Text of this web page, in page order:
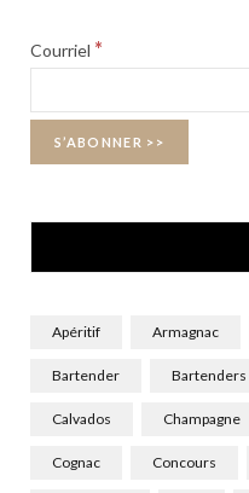
Courriel *
Apéritif Armagnac
Bartender Bartenders
Calvados Champagne
Cognac Concours